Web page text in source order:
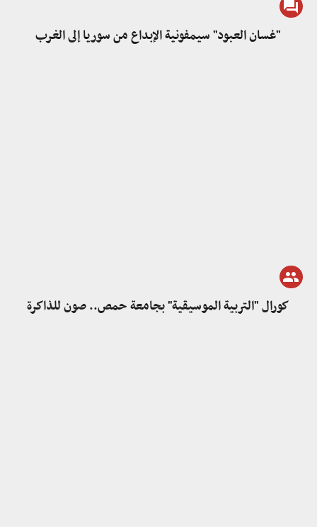
"غسان العبود" سيمفونية الإبداع من سوريا إلى الغرب
كورال "التربية الموسيقية" بجامعة حمص.. صون للذاكرة